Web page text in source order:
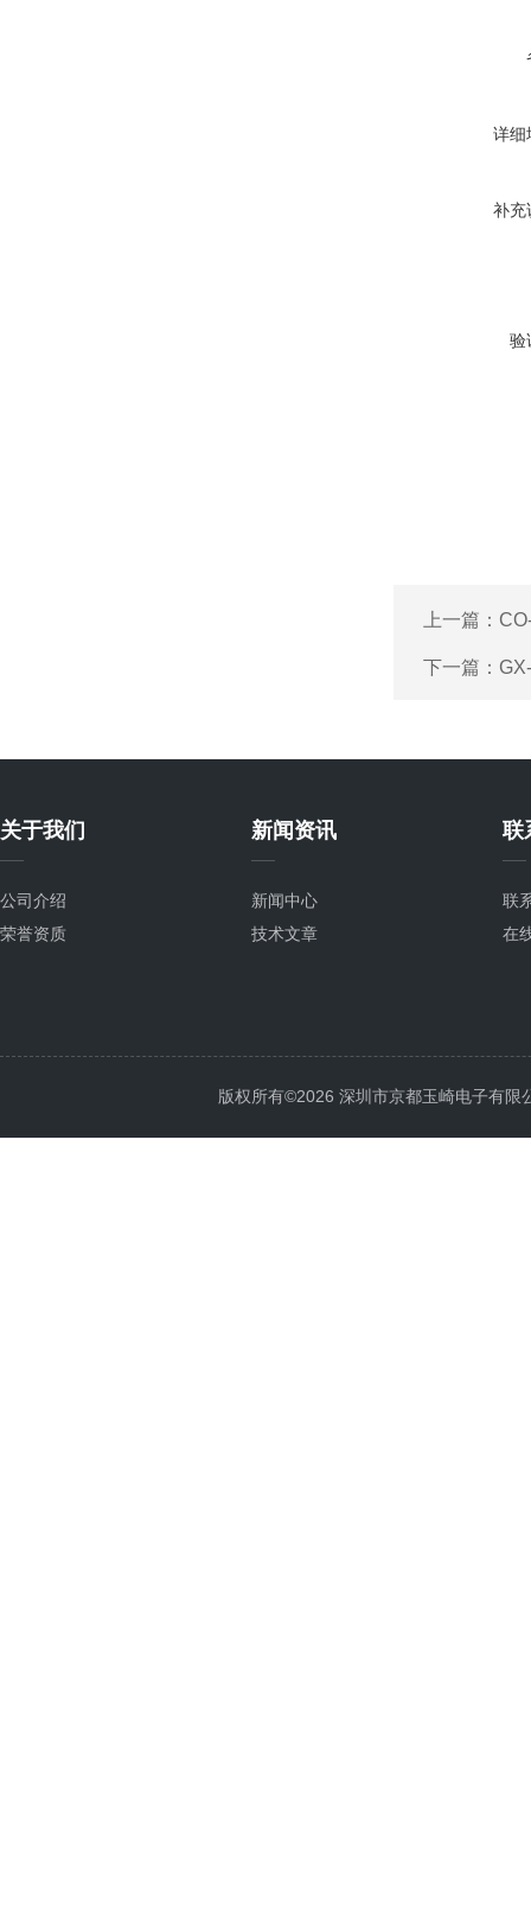
详细
补充
验
上一篇：
下一篇：
关于我们
公司介绍
荣誉资质
新闻资讯
新闻中心
技术文章
联
联
在
版权所有©2026 深圳市京都玉崎电子有